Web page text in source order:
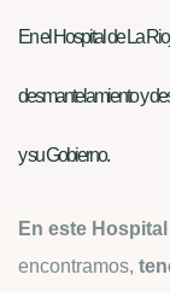
En el Hospital de La
desmantelamiento y
y su Gobierno.
En este
encontramos,